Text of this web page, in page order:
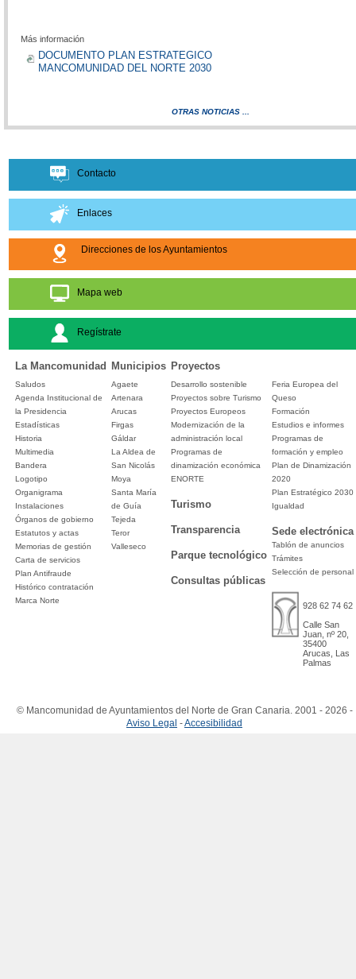
Más información
DOCUMENTO PLAN ESTRATEGICO
MANCOMUNIDAD DEL NORTE 2030
OTRAS NOTICIAS ...
Contacto
Enlaces
Direcciones de los Ayuntamientos
Mapa web
Regístrate
La Mancomunidad Municipios Proyectos
Saludos
Agenda Institucional de
la Presidencia
Estadísticas
Historia
Multimedia
Bandera
Logotipo
Organigrama
Instalaciones
Órganos de gobierno
Estatutos y actas
Memorias de gestión
Carta de servicios
Plan Antifraude
Histórico contratación
Marca Norte
Agaete
Artenara
Arucas
Firgas
Gáldar
La Aldea de
San Nicolás
Moya
Santa María
de Guía
Tejeda
Teror
Valleseco
Desarrollo sostenible
Proyectos sobre Turismo
Proyectos Europeos
Modernización de la
administración local
Programas de
dinamización económica
ENORTE
Turismo
Transparencia
Parque tecnológico
Consultas públicas
Feria Europea del
Queso
Formación
Estudios e informes
Programas de
formación y empleo
Plan de Dinamización
2020
Plan Estratégico 2030
Igualdad
Sede electrónica
Tablón de anuncios
Trámites
Selección de personal
928 62 74 62
Calle San
Juan, nº 20,
35400
Arucas, Las
Palmas
© Mancomunidad de Ayuntamientos del Norte de Gran Canaria. 2001 - 2026 -
Aviso Legal -Accesibilidad